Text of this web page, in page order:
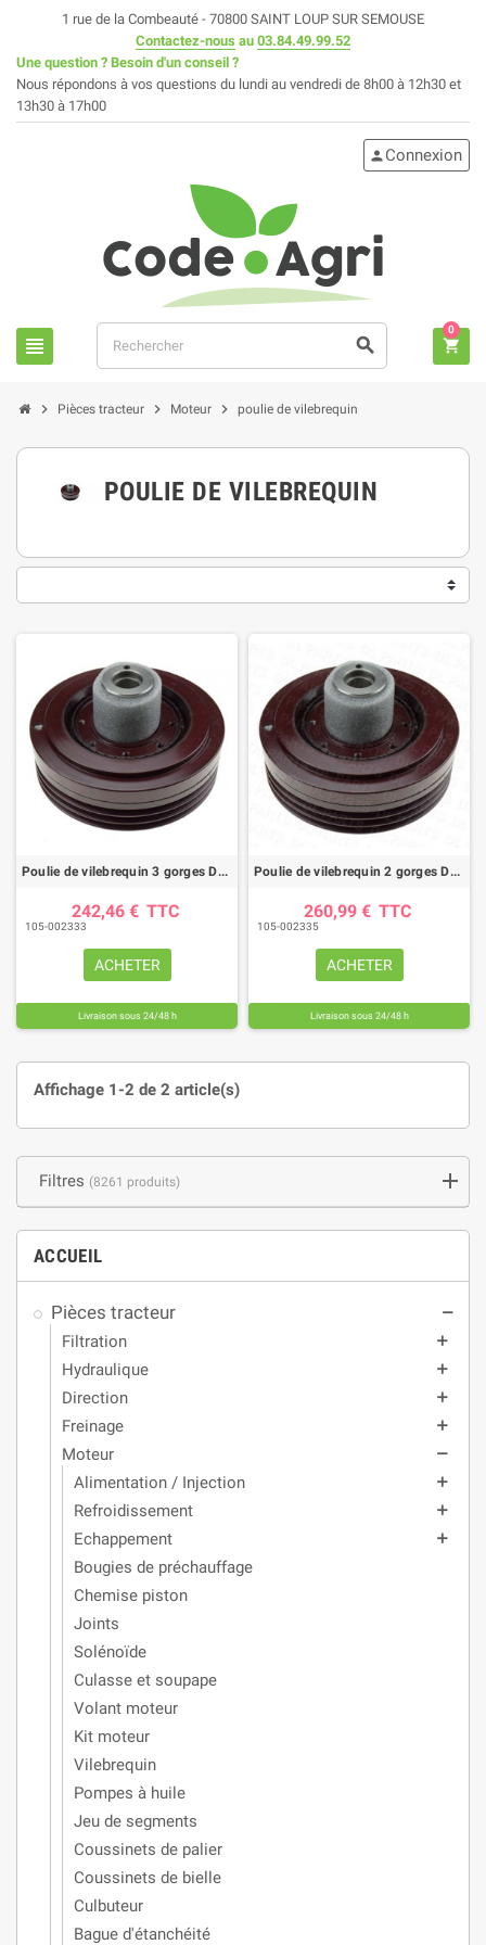
1 rue de la Combeauté - 70800 SAINT LOUP SUR SEMOUSE
Contactez-nous au 03.84.49.99.52
Une question ? Besoin d'un conseil ?
Nous répondons à vos questions du lundi au vendredi de 8h00 à 12h30 et
13h30 à 17h00
view_headline search
person Connexion
shopping_cart
0
chevron_right Pièces tracteur chevron_right Moteur chevron_right poulie de vilebrequin
Filtres (8261 produits)
ACCUEIL
Pièces tracteur remove
Filtration add
Hydraulique add
Direction add
Freinage add
Moteur remove
Alimentation / Injection add
Refroidissement add
Echappement add
Bougies de préchauffage
Chemise piston
Joints
Solénoïde
Culasse et soupape
Volant moteur
Kit moteur
Vilebrequin
Pompes à huile
Jeu de segments
Coussinets de palier
Coussinets de bielle
Culbuteur
Bague d'étanchéité
POULIE DE VILEBREQUIN
Poulie de vilebrequin 3 gorges DEUTZ
242,46 € TTC
105-002333
ACHETER
Livraison sous 24/48 h
Poulie de vilebrequin 2 gorges DEUTZ
260,99 € TTC
105-002335
ACHETER
Livraison sous 24/48 h
Affichage 1-2 de 2 article(s)